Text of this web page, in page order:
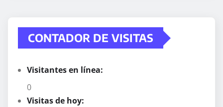
CONTADOR DE VISITAS
Visitantes en línea:
0
Visitas de hoy: